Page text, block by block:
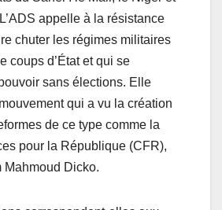
appelle à la résistance
chuter les régimes militaires
coups d’État et qui se
sans élections. Elle
qui a vu la création
de ce type comme la
pour la République (CFR),
Mahmoud Dicko.